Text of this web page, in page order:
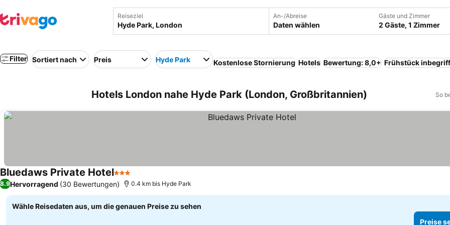
Reiseziel An-/Abreise
Daten wählen
Gäste und Zimmer
2 Gäste, 1 Zimmer
Filter Sortiert nach Preis Hyde Park Kostenlose Stornierung Hotels Bewertung: 8,0+ Frühstück
Hotels London nahe Hyde Park (London, Großbritannien) So
Bluedaws Private Hotel3 Sterne
8.9Hervorragend (30 Bewertungen) 0.4 km bis Hyde Park
Wähle Reisedaten aus, um die genauen Preise zu sehen
Preise